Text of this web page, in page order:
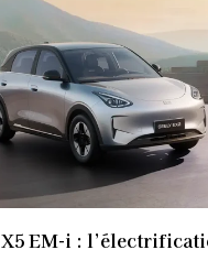
X5 EM-i :